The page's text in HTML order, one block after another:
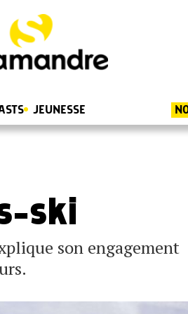
JEUNESSE
ski
son engagement